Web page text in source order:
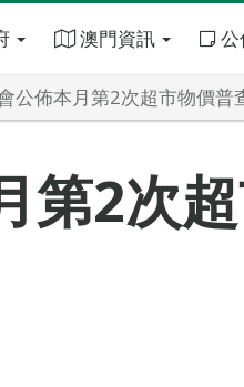
澳門資訊 公
公佈本月第2次超市物價普
第2次